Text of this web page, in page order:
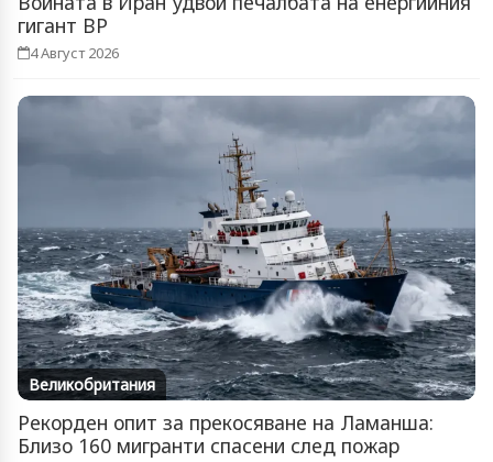
гигант BP
4 Август 2026
Великобритания
Рекорден опит за прекосяване на Ламанша:
Близо 160 мигранти спасени след пожар